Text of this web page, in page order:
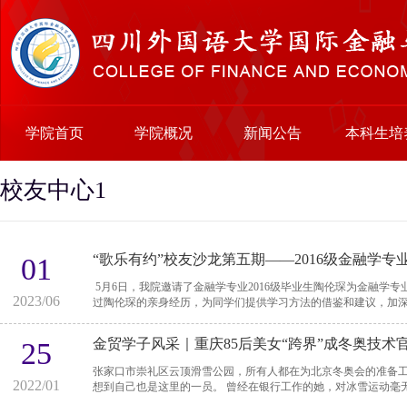
学院首页 学院概况 新闻公告 本科生培
校友中心1
01
2023/06
“歌乐有约”校友沙龙第五期——2016级金融学专
5月6日，我院邀请了金融学专业2016级毕业生陶伦琛为金融学专业学生
过陶伦琛的亲身经历，为同学们提供学习方法的借鉴和建议，加
25
2022/01
金贸学子风采｜重庆85后美女“跨界”成冬奥技术
张家口市崇礼区云顶滑雪公园，所有人都在为北京冬奥会的准备
想到自己也是这里的一员。 曾经在银行工作的她